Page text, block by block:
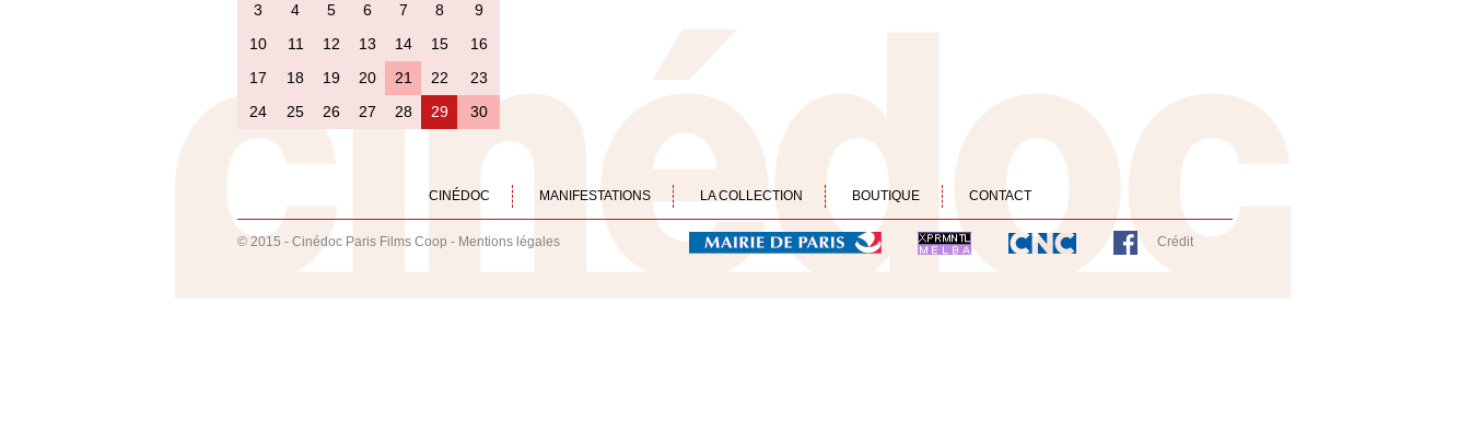
3
4 5 6 7 8
9
10
11 12 13 14 15
16
17
18 19 20 21 22
23
24
25 26 27 28 29 30
CINÉDOC MANIFESTATIONS LA COLLECTION BOUTIQUE CONTACT
© 2015 - Cinédoc Paris Films Coop - Mentions légales Crédit